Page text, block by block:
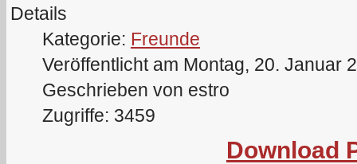
Details
Kategorie: Freunde
Veröffentlicht am Montag, 20. Januar
Geschrieben von estro
Zugriffe: 3459
Download